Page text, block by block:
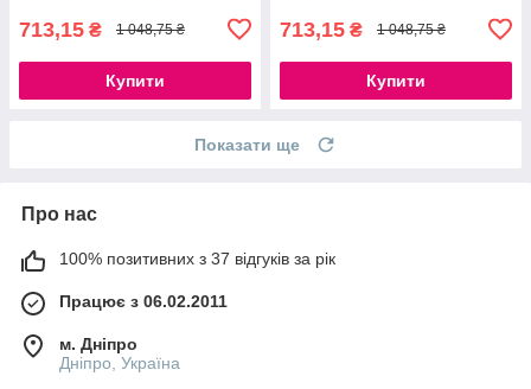
713,15 ₴ 1 048,75 ₴
Купити
713,15 ₴ 1 048,75 ₴
Купити
Показати ще
Про нас
100% позитивних з 37 відгуків за рік
Працює з 06.02.2011
м. Дніпро
Дніпро, Україна